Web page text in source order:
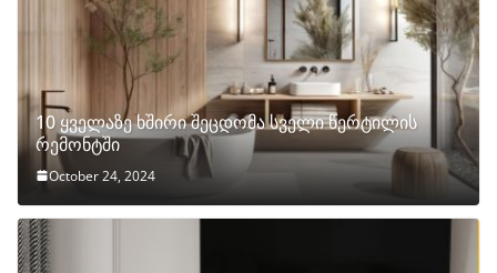
10 ყველაზე ხშირი შეცდომა სველი წერტილის
რემონტში
October 24, 2024